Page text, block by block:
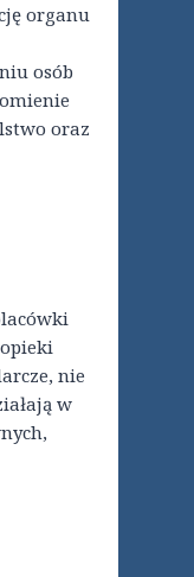
organu
osób
oraz
nie
w